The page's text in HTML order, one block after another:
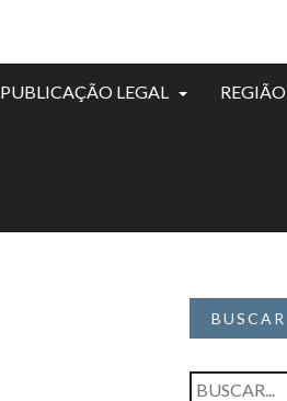
PUBLICAÇÃO LEGAL REGIÃO
BUSCAR